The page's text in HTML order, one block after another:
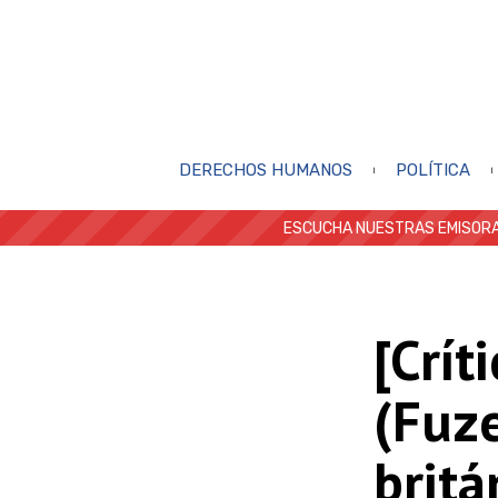
DERECHOS HUMANOS POLÍTICA
ESCUCHA NUESTRAS